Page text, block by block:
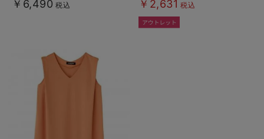
￥6,490 税込 ￥2,631 税込